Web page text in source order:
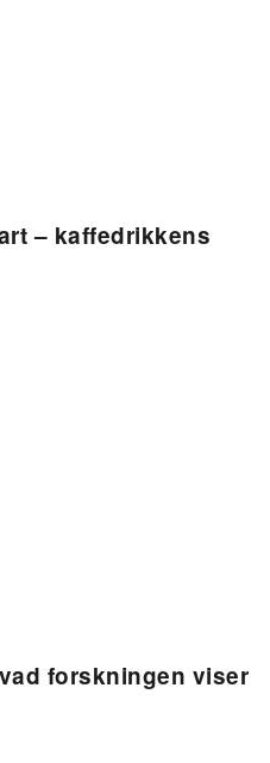
– kaffedrikkens
forskningen viser